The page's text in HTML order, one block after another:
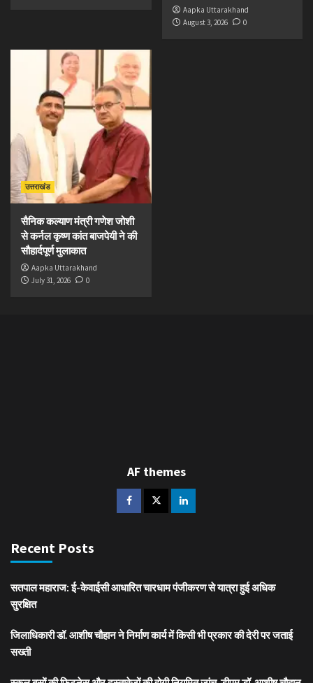
Aapka Uttarakhand
August 3, 2026
0
उत्तराखंड
सैनिक कल्याण मंत्री गणेश जोशी
से कर्नल कृष्ण कांत बाजपेयी ने की
सौहार्दपूर्ण मुलाकात
Aapka Uttarakhand
July 31, 2026
0
AF themes
Recent Posts
सतपाल महाराज: ई-केवाईसी आधारित चारधाम पंजीकरण से यात्रा हुई अधिक
सुरक्षित
जिलाधिकारी डॉ. आशीष चौहान ने निर्माण कार्य में किसी भी प्रकार की देरी पर जताई
सख्ती